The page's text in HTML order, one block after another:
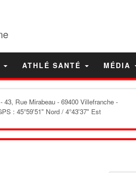
ATHLÉ SANTÉ MÉDIA
43, Rue Mirabeau - 69400 Villefranche -
: 45°59'51" Nord / 4°43'37" Est